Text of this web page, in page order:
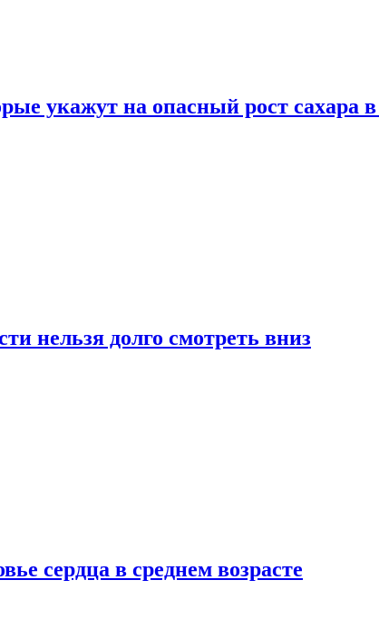
укажут на опасный рост сахара
нельзя долго смотреть вниз
сердца в среднем возрасте